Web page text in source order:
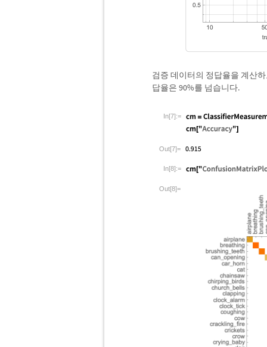
검증 데이터의 정답율을 계산
답율은 90%를 넘습니다.
In[7]:=
Out[7]=
In[8]:=
Out[8]=